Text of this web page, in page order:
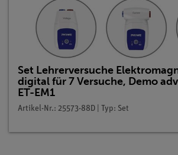
Set Lehrerversuche
digital für 7 Versuche, Demo
ET-EM1
Artikel-Nr.: 25573-88D | Typ: Set